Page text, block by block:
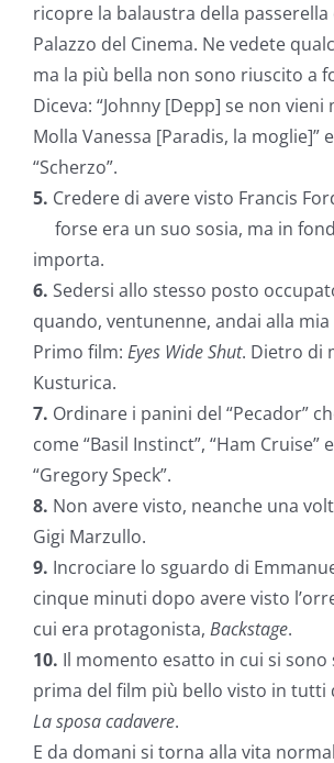
ricopre la balaustra della passerella
Palazzo del Cinema. Ne vedete
ma la più bella non sono riuscito a
Diceva: “Johnny [Depp] se non vieni
Molla Vanessa [Paradis, la moglie]”
“Scherzo”.
5. Credere di avere visto Francis
forse era un suo sosia, ma in
importa.
6. Sedersi allo stesso posto
quando, ventunenne, andai alla
Primo film: Eyes Wide Shut. Dietro di
Kusturica.
7. Ordinare i panini del “Pecador”
come “Basil Instinct”, “Ham Cruise”
“Gregory Speck”.
8. Non avere visto, neanche una
Gigi Marzullo.
9. Incrociare lo sguardo di
cinque minuti dopo avere visto
cui era protagonista, Backstage.
10. Il momento esatto in cui si sono
prima del film più bello visto in tutti
La sposa cadavere.
E da domani si torna alla vita